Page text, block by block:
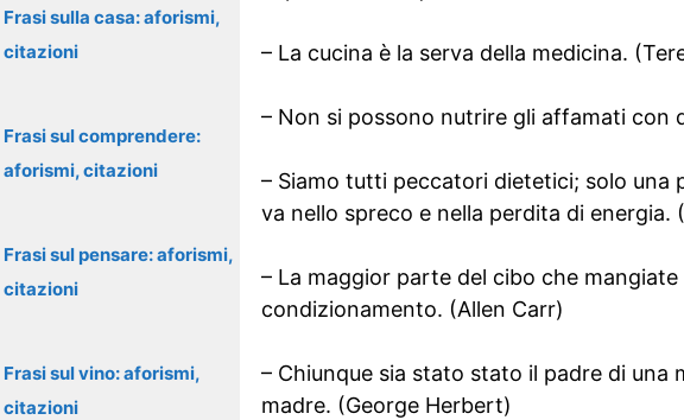
– La cucina è la serva della medicina.
– Non si possono nutrire gli affamati con
– Siamo tutti peccatori dietetici; solo una
va nello spreco e nella perdita di energia.
– La maggior parte del cibo che
condizionamento. (Allen Carr)
– Chiunque sia stato stato il padre di
madre. (George Herbert)
Frasi sulla casa: aforismi,
citazioni
Frasi sul comprendere:
aforismi, citazioni
Frasi sul pensare: aforismi,
citazioni
Frasi sul vino: aforismi,
citazioni